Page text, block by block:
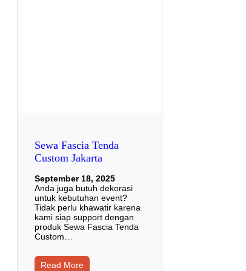
Sewa Fascia Tenda
Custom Jakarta
September 18, 2025
Anda juga butuh dekorasi
untuk kebutuhan event?
Tidak perlu khawatir karena
kami siap support dengan
produk Sewa Fascia Tenda
Custom…
Read More